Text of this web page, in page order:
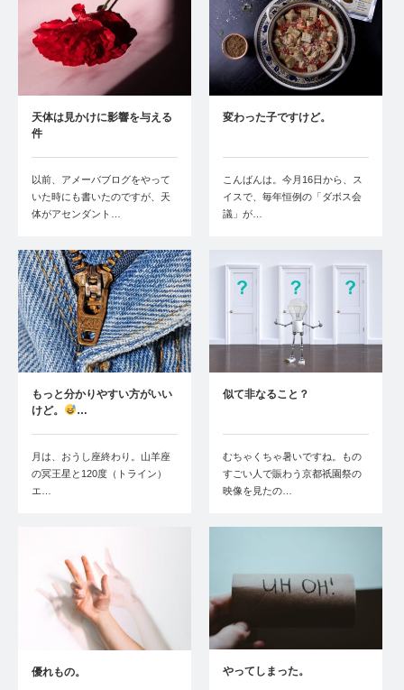
天体は見かけに影響を与える
件
以前、アメーバブログをやって
いた時にも書いたのですが、天
体がアセンダント…
変わった子ですけど。
こんばんは。今月16日から、ス
イスで、毎年恒例の「ダボス会
議」が…
もっと分かりやすい方がいい
けど。
…
月は、おうし座終わり。山羊座
の冥王星と120度（トライン）
エ…
似て非なること？
むちゃくちゃ暑いですね。もの
すごい人で賑わう京都祇園祭の
映像を見たの…
優れもの。 やってしまった。